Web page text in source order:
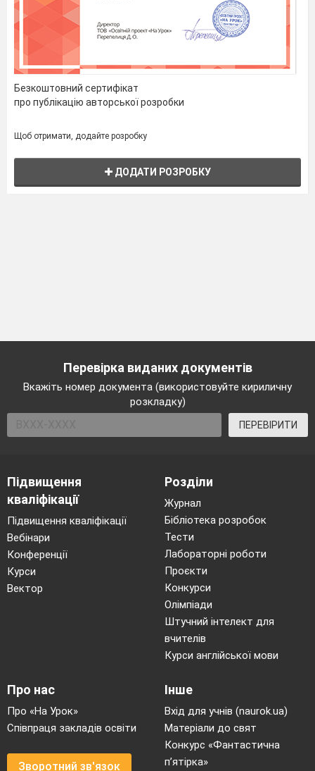
Безкоштовний сертифікат
про публікацію авторської розробки
Щоб отримати, додайте розробку
ДОДАТИ РОЗРОБКУ
Перевірка виданих документів
Вкажіть номер документа (використовуйте кириличну
розкладку)
ПЕРЕВІРИТИ
Підвищення
кваліфікації
Підвищення кваліфікації
Вебінари
Конференції
Курси
Вектор
Розділи
Журнал
Бібліотека розробок
Тести
Лабораторні роботи
Проєкти
Конкурси
Олімпіади
Штучний інтелект для
вчителів
Курси англійської мови
Про нас
Про «На Урок»
Співпраця закладів освіти
Зворотний зв'язок
Інше
Вхід для учнів (naurok.ua)
Матеріали до свят
Конкурс «Фантастична
п’ятірка»